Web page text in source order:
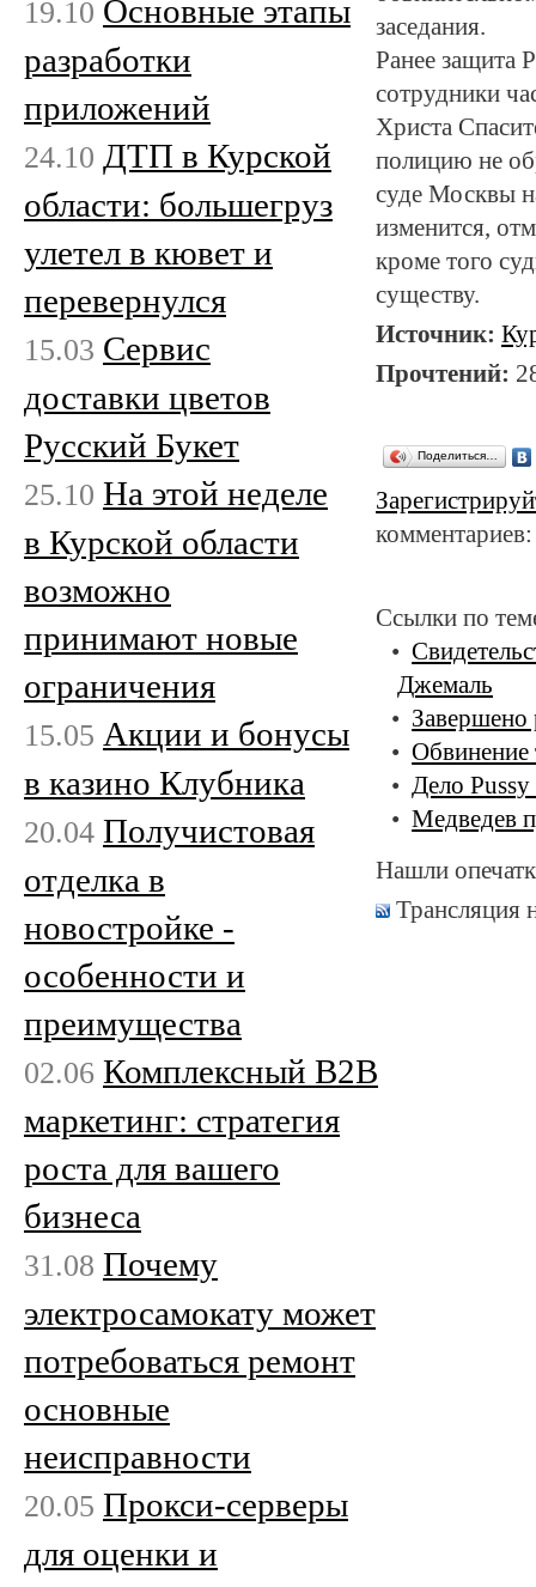
заседания.
Ранее защита
сотрудники
Христа
полицию не
суде Москвы
изменится,
кроме того
существу.
Источник:
Прочтений:
Поделиться…
Ссылки по
Джемаль
Завершено
Обвинение
Дело
Медведев
Нашли
Трансляция
19.10 Основные этапы
разработки
приложений
24.10 ДТП в Курской
области: большегруз
улетел в кювет и
перевернулся
15.03 Сервис
доставки цветов
Русский Букет
25.10 На этой неделе
в Курской области
возможно
принимают новые
ограничения
15.05 Акции и бонусы
в казино Клубника
20.04 Получистовая
отделка в
новостройке -
особенности и
преимущества
02.06 Комплексный B2B
маркетинг: стратегия
роста для вашего
бизнеса
31.08 Почему
электросамокату может
потребоваться ремонт
основные
неисправности
20.05 Прокси-серверы
для оценки и